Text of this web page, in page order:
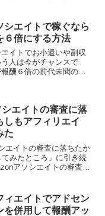
シエイトで稼ぐなら
６倍にする方法
イトでお小遣いや副収
人は今がチャンスで
酬６倍の前代未聞のキ
エイトの審査に落
しもアフィリエイ
た
エイトの審査に落ちたか
てみたところ」に引き続
アソシエイトの審査に
アフィリエイト」を紹介
ィエイトでアドセン
を併用して報酬アッ